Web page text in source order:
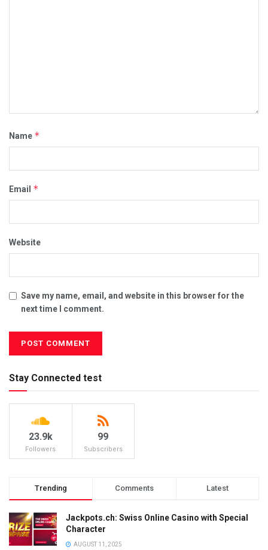
Name *
Email *
Website
Save my name, email, and website in this browser for the
next time I comment.
Stay Connected test
23.9k
Followers
99
Subscribers
Trending Comments Latest
Jackpots.ch: Swiss Online Casino with Special
Character
AUGUST 11, 2025